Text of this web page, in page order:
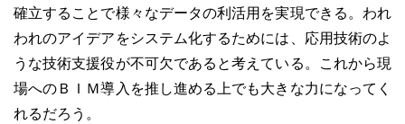
確立することで様々なデータの利活用を実現できる。われ
われのアイデアをシステム化するためには、応用技術のよ
うな技術支援役が不可欠であると考えている。これから現
場へのＢＩＭ導入を推し進める上でも大きな力になってく
れるだろう。